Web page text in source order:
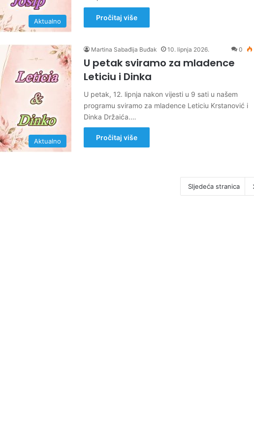
Aktualno Pročitaj više
Aktualno
Martina Sabađija Buđak 10. lipnja 2026. 0
U petak sviramo za mladence
Leticiu i Dinka
U petak, 12. lipnja nakon vijesti u 9 sati u našem
programu sviramo za mladence Leticiu Krstanović i
Dinka Držaića.…
Pročitaj više
Sljedeća stranica